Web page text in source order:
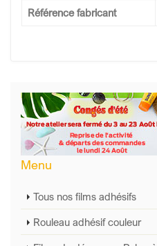
Référence fabricant
Menu
Tous nos films adhésifs
Rouleau adhésif couleur